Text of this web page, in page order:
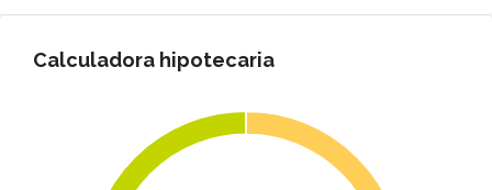
Calculadora hipotecaria